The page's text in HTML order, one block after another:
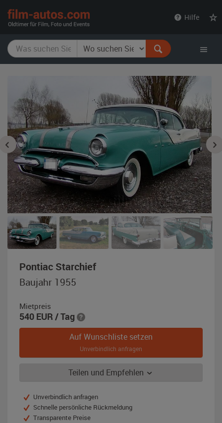
Hilfe
Pontiac Starchief,
weiß
Baujahr 1955
Mietpreis
540 EUR / Tag
Auf Wunschliste setzen
Unverbindlich anfragen
Teilen und Empfehlen
Unverbindlich anfragen
Schnelle persönliche Rückmeldung
Transparente Preise